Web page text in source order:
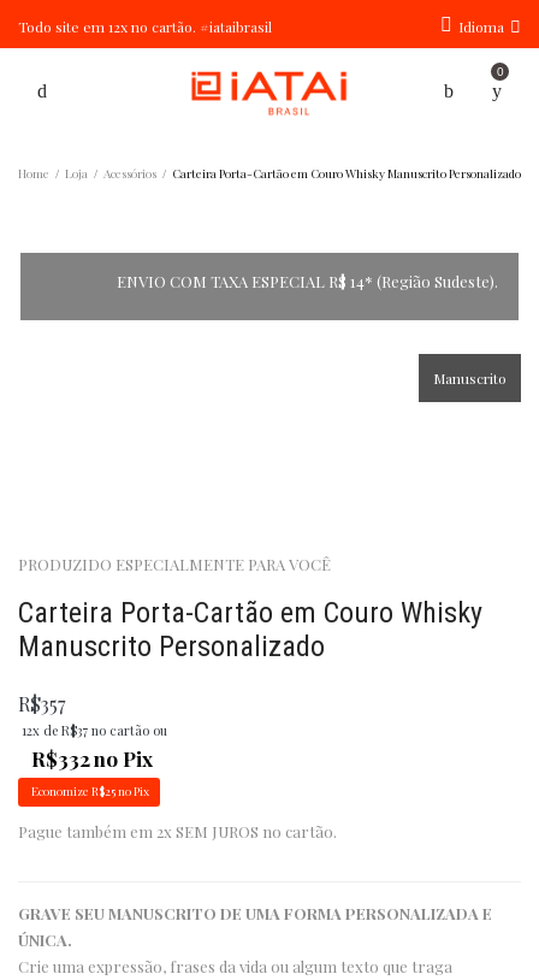
Todo site em 12x no cartão. #iataibrasil Idioma
0
Home / Loja / Acessórios / Carteira Porta-Cartão em Couro Whisky Manuscrito Personalizado
ENVIO COM TAXA ESPECIAL R$ 14* (Região Sudeste).
Manuscrito
PRODUZIDO ESPECIALMENTE PARA VOCÊ
Carteira Porta-Cartão em Couro Whisky
Manuscrito Personalizado
R$357
12x de R$37no cartão ou
R$332no Pix
Economize R$25no Pix
Pague também em 2x SEM JUROS no cartão.
GRAVE SEU MANUSCRITO DE UMA FORMA PERSONALIZADA E
ÚNICA.
Crie uma expressão, frases da vida ou algum texto que traga